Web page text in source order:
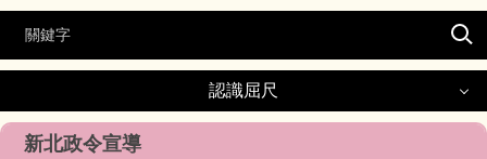
認識屈尺
認識屈尺
新北政令宣導